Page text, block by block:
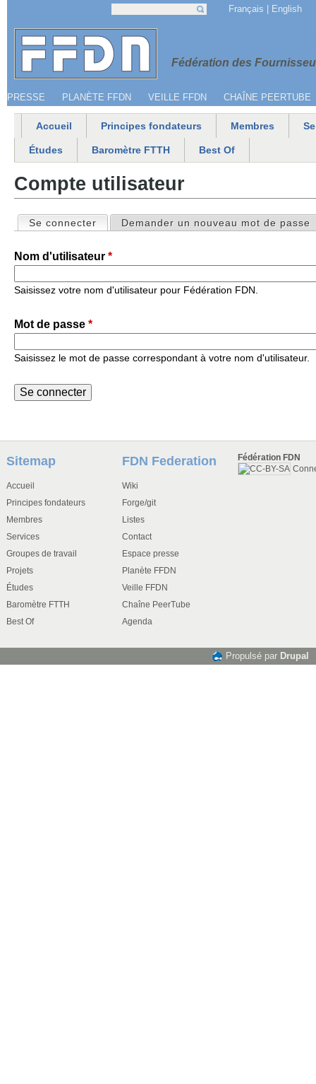
Jump to navigation
Fédération des
Menu secondaire
PRESSE PLANÈTE FFDN VEILLE FFDN CHAÎNE PEERTUBE
Français English
Menu principal
Accueil Principes fondateurs Membres
Études Baromètre FTTH Best Of
Compte utilisateur
Onglets principaux
Se connecter (onglet actif)
Demander un nouveau mot de passe
Nom d'utilisateur *
Saisissez votre nom d'utilisateur pour Fédération FDN.
Mot de passe *
Saisissez le mot de passe correspondant à votre nom d'utilisateur.
Sitemap
Accueil
Principes fondateurs
Membres
Services
Groupes de travail
Projets
Études
Baromètre FTTH
Best Of
FDN Federation
Wiki
Forge/git
Listes
Contact
Espace presse
Planète FFDN
Veille FFDN
Chaîne PeerTube
Agenda
Fédération FDN
Propulsé par Drupal